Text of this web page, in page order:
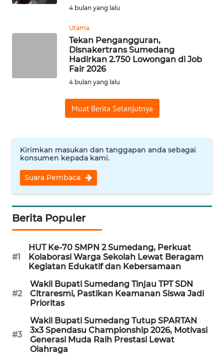
4 bulan yang lalu
Utama
Tekan Pengangguran,
Disnakertrans Sumedang
Hadirkan 2.750 Lowongan di Job
Fair 2026
4 bulan yang lalu
Muat Berita Selanjutnya
Kirimkan masukan dan tanggapan anda sebagai
konsumen kepada kami.
Suara Pembaca
Berita Populer
#1
HUT Ke-70 SMPN 2 Sumedang, Perkuat
Kolaborasi Warga Sekolah Lewat Beragam
Kegiatan Edukatif dan Kebersamaan
#2
Wakil Bupati Sumedang Tinjau TPT SDN
Citraresmi, Pastikan Keamanan Siswa Jadi
Prioritas
#3
Wakil Bupati Sumedang Tutup SPARTAN
3x3 Spendasu Championship 2026, Motivasi
Generasi Muda Raih Prestasi Lewat
Olahraga
SUBANG
WN
PURWAKARTA
WN
SEMARANG
WN
WN
WN
WN
NATUNA